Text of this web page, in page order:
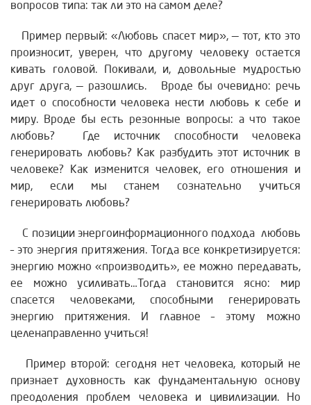
вопросов типа: так ли это на самом деле?
Пример первый: «Любовь спасет мир», — тот, кто это
произносит, уверен, что другому человеку остается
кивать головой. Покивали, и, довольные мудростью
друг друга, — разошлись. Вроде бы очевидно: речь
идет о способности человека нести любовь к себе и
миру. Вроде бы есть резонные вопросы: а что такое
любовь? Где источник способности человека
генерировать любовь? Как разбудить этот источник в
человеке? Как изменится человек, его отношения и
мир, если мы станем сознательно учиться
генерировать любовь?
С позиции энергоинформационного подхода любовь
– это энергия притяжения. Тогда все конкретизируется:
энергию можно «производить», ее можно передавать,
ее можно усиливать…Тогда становится ясно: мир
спасется человеками, способными генерировать
энергию притяжения. И главное – этому можно
целенаправленно учиться!
Пример второй: сегодня нет человека, который не
признает духовность как фундаментальную основу
преодоления проблем человека и цивилизации. Но